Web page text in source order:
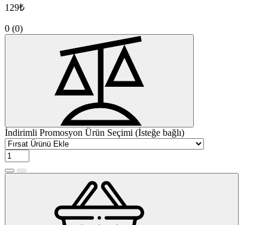
129₺
0 (0)
İndirimli Promosyon Ürün Seçimi (İsteğe bağlı)